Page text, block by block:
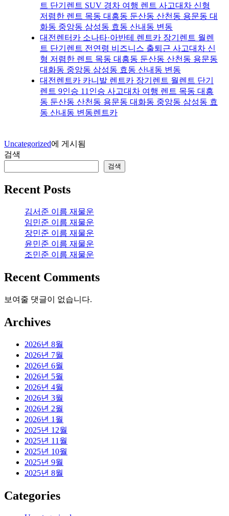
트 단기렌트 SUV 경차 여행 렌트 사고대차 신형
저렴한 렌트 목동 대흥동 둔산동 산천동 용문동 대
화동 중앙동 삼성동 효동 산내동 변동
대전렌터카 소나타·아반테 렌트카 장기렌트 월렌
트 단기렌트 전연령 비즈니스 출퇴근 사고대차 신
형 저렴한 렌트 목동 대흥동 둔산동 산천동 용문동
대화동 중앙동 삼성동 효동 산내동 변동
대전렌트카 카니발 렌트카 장기렌트 월렌트 단기
렌트 9인승 11인승 사고대차 여행 렌트 목동 대흥
동 둔산동 산천동 용문동 대화동 중앙동 삼성동 효
동 산내동 변동렌트카
Uncategorized에 게시됨
검색
검색
Recent Posts
김서준 이름 재물운
임민준 이름 재물운
장민준 이름 재물운
윤민준 이름 재물운
조민준 이름 재물운
Recent Comments
보여줄 댓글이 없습니다.
Archives
2026년 8월
2026년 7월
2026년 6월
2026년 5월
2026년 4월
2026년 3월
2026년 2월
2026년 1월
2025년 12월
2025년 11월
2025년 10월
2025년 9월
2025년 8월
Categories